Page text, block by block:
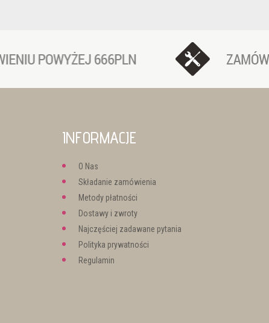
INFORMACJE
O Nas
Składanie zamówienia
Metody płatności
Dostawy i zwroty
Najczęściej zadawane pytania
Polityka prywatności
Regulamin